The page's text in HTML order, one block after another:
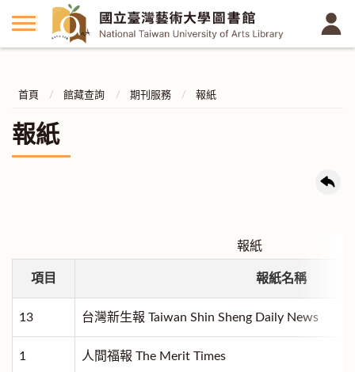
首頁 館藏查詢 期刊服務 報紙
報紙
報紙
項目 報紙名稱
13 台灣新生報 Taiwan Shin Sheng Daily News
1 人間福報 The Merit Times